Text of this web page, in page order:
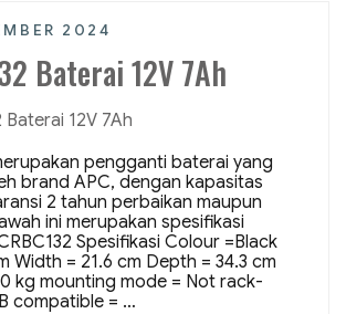
2024
Baterai 12V 7Ah
pengganti baterai yang
brand APC, dengan kapasitas
2 tahun perbaikan maupun
ini merupakan spesifikasi
Spesifikasi Colour =Black
Width = 21.6 cm Depth = 34.3 cm
kg mounting mode = Not rack-
compatible = …